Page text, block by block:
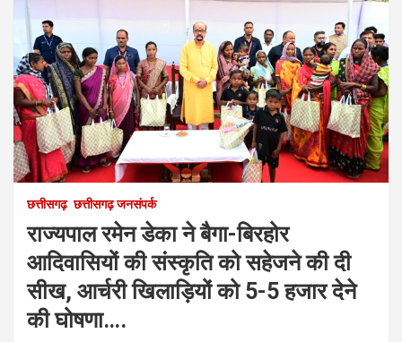
छत्तीसगढ़ छत्तीसगढ़ जनसंपर्क
राज्यपाल रमेन डेका ने बैगा-बिरहोर
आदिवासियों की संस्कृति को सहेजने की दी
सीख, आर्चरी खिलाड़ियों को 5-5 हजार देने
की घोषणा….